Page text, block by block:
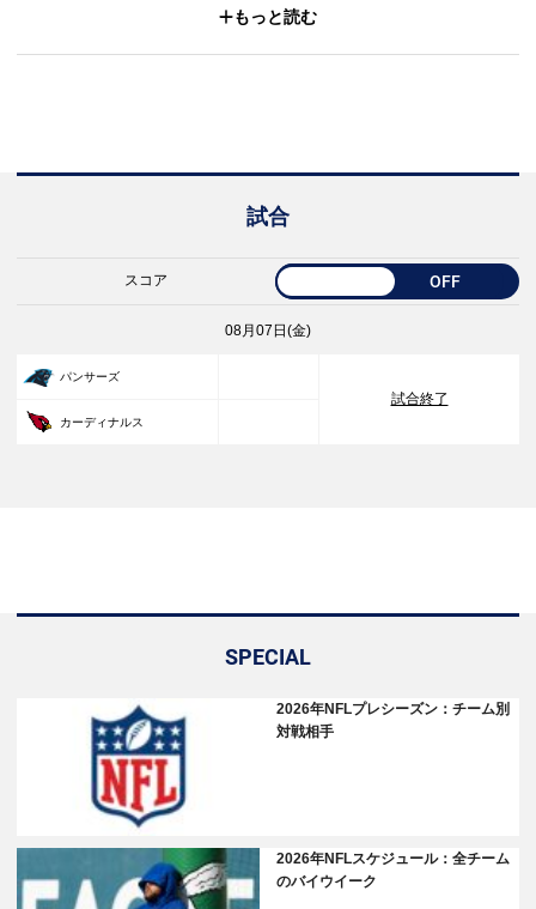
もっと読む
試合
スコア OFF
08月07日(金)
パンサーズ
試合終了
カーディナルス
SPECIAL
2026年NFLプレシーズン：チーム別
対戦相手
2026年NFLスケジュール：全チーム
のバイウイーク